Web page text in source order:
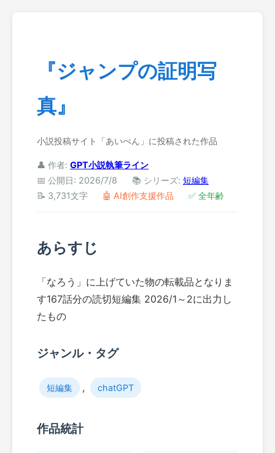
『ジャンプの証明写
真』
小説投稿サイト「あいぺん」に投稿された作品
👤 作者: GPT小説執筆ライン
📅 公開日: 2026/7/8
📚 シリーズ: 短編集
📝 3,731文字
🤖 AI創作支援作品 ✅ 全年齢
あらすじ
「なろう」に上げていた物の転載品となりま
す167話分の読切短編集 2026/1～2に出力し
たもの
ジャンル・タグ
短編集 , chatGPT
作品統計